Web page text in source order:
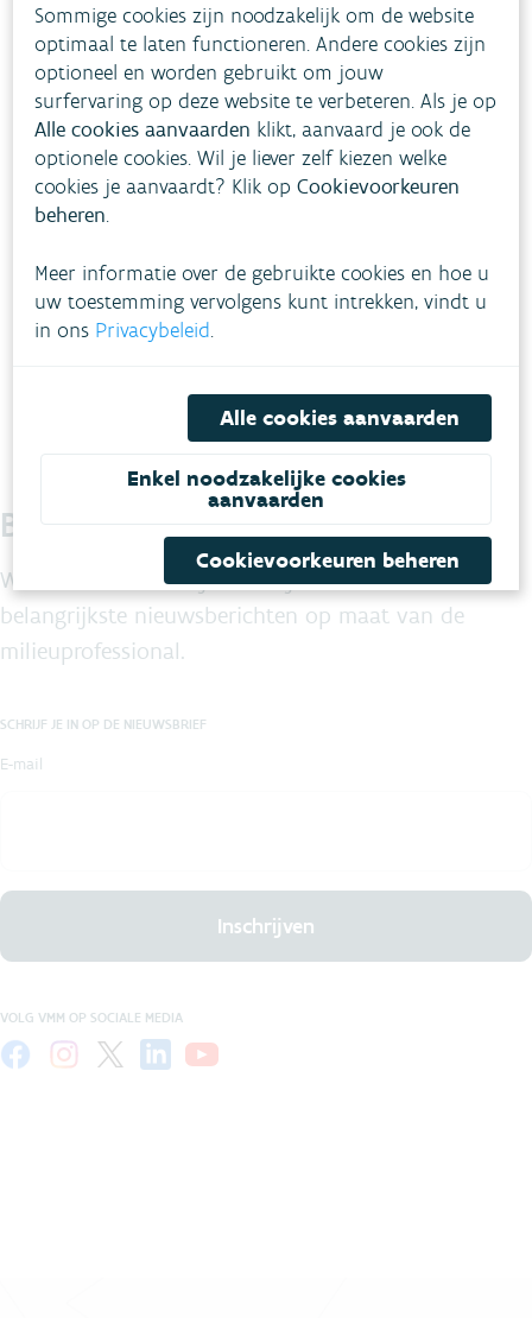
event.
U kunt deze inhoud op dit moment niet
bekijken omdat u ervoor heeft gekozen
om
Privacy-instellingen aanpassen
Blijf je graag op de hoogte?
We maken maandelijks voor jou een selectie van de
belangrijkste nieuwsberichten op maat van de
milieuprofessional.
SCHRIJF JE IN OP DE NIEUWSBRIEF
E-mail
Inschrijven
VOLG VMM OP SOCIALE MEDIA
Sommige cookies zijn noodzakelijk om de website
optimaal te laten functioneren. Andere cookies zijn
optioneel en worden gebruikt om jouw
surfervaring op deze website te verbeteren. Als je op
Alle cookies aanvaarden klikt, aanvaard je ook de
optionele cookies. Wil je liever zelf kiezen welke
cookies je aanvaardt? Klik opCookievoorkeuren
beheren.
Meer informatie over de gebruikte cookies en hoe u
uw toestemming vervolgens kunt intrekken, vindt u
in ons Privacybeleid.
Alle cookies aanvaarden
Enkel noodzakelijke cookies
aanvaarden
Cookievoorkeuren beheren